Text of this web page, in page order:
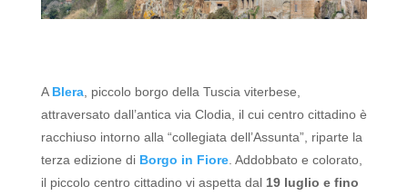
A Blera, piccolo borgo della Tuscia viterbese,
attraversato dall’antica via Clodia, il cui centro cittadino è
racchiuso intorno alla “collegiata dell’Assunta”, riparte la
terza edizione di Borgo in Fiore. Addobbato e colorato,
il piccolo centro cittadino vi aspetta dal 19 luglio e fino